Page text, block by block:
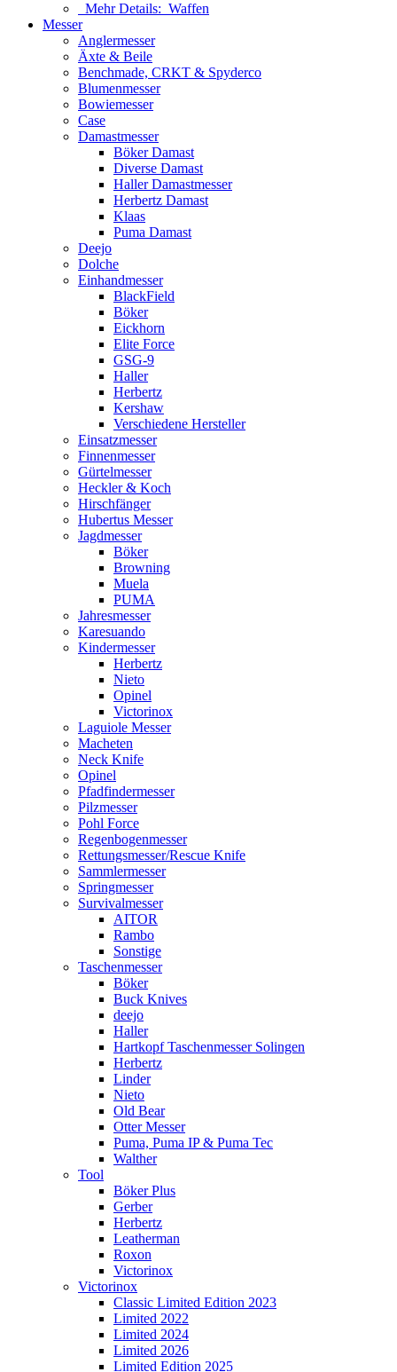
Mehr Details: Waffen
Messer
Anglermesser
Äxte & Beile
Benchmade, CRKT & Spyderco
Blumenmesser
Bowiemesser
Case
Damastmesser
Böker Damast
Diverse Damast
Haller Damastmesser
Herbertz Damast
Klaas
Puma Damast
Deejo
Dolche
Einhandmesser
BlackField
Böker
Eickhorn
Elite Force
GSG-9
Haller
Herbertz
Kershaw
Verschiedene Hersteller
Einsatzmesser
Finnenmesser
Gürtelmesser
Heckler & Koch
Hirschfänger
Hubertus Messer
Jagdmesser
Böker
Browning
Muela
PUMA
Jahresmesser
Karesuando
Kindermesser
Herbertz
Nieto
Opinel
Victorinox
Laguiole Messer
Macheten
Neck Knife
Opinel
Pfadfindermesser
Pilzmesser
Pohl Force
Regenbogenmesser
Rettungsmesser/Rescue Knife
Sammlermesser
Springmesser
Survivalmesser
AITOR
Rambo
Sonstige
Taschenmesser
Böker
Buck Knives
deejo
Haller
Hartkopf Taschenmesser Solingen
Herbertz
Linder
Nieto
Old Bear
Otter Messer
Puma, Puma IP & Puma Tec
Walther
Tool
Böker Plus
Gerber
Herbertz
Leatherman
Roxon
Victorinox
Victorinox
Classic Limited Edition 2023
Limited 2022
Limited 2024
Limited 2026
Limited Edition 2025